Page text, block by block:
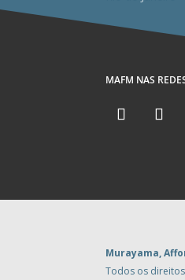
MAFM NAS
Murayama,
Todos os